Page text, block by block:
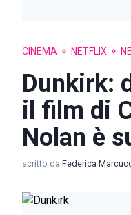
CINEMA NETFLIX
Dunkirk:
il film di
Nolan è
scritto da Federica